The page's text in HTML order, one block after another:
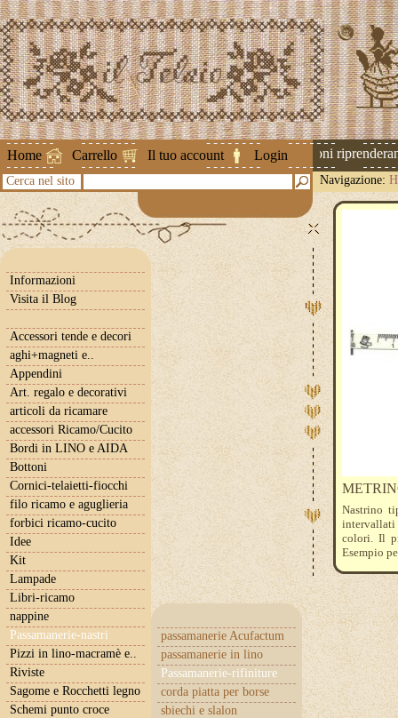
Home Carrello Il tuo account Login
Attenzione ! Le spedizioni
Cerca nel sito Navigazione:
Informazioni
Visita il Blog
Accessori tende e decori
aghi+magneti e..
Appendini
Art. regalo e decorativi
articoli da ricamare
accessori Ricamo/Cucito
Bordi in LINO e AIDA
Bottoni
Cornici-telaietti-fiocchi
filo ricamo e aguglieria
forbici ricamo-cucito
Idee
Kit
Lampade
Libri-ricamo
nappine
Passamanerie-nastri
passamanerie Acufactum
passamanerie in lino
Passamanerie-rifiniture
corda piatta per borse
sbiechi e slalon
Pizzi in lino-macramè e..
Riviste
Sagome e Rocchetti legno
Schemi punto croce
Nastrino
intervallati
colori. Il
Esempio